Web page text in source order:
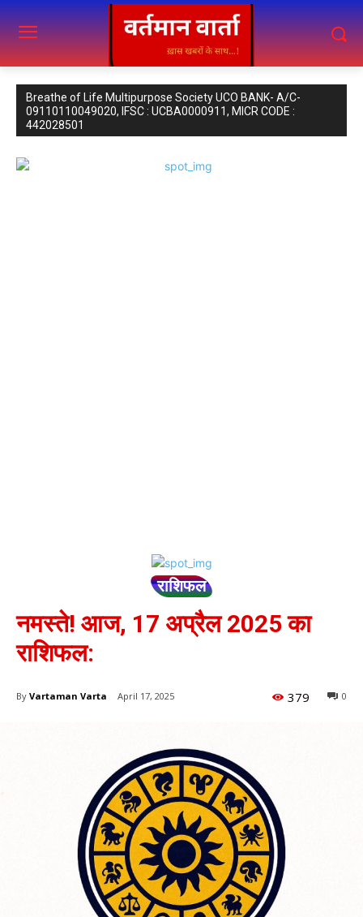
Breathe of Life Multipurpose Society UCO BANK- A/C-
09110110049020, IFSC : UCBA0000911, MICR CODE :
442028501
राशिफल
नमस्ते! आज, 17 अप्रैल 2025 का
राशिफल:
By Vartaman Varta April 17, 2025 0
379